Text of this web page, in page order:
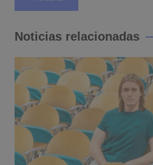
de
entradas
Noticias relacionadas